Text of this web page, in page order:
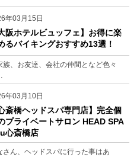
年03月15日
阪ホテルビュッフェ】お得に楽
るバイキングおすすめ13選！
族、お友達、会社の仲間となど色々
年03月10日
斎橋ヘッドスパ専門店】完全個
プライベートサロン HEAD SPA
心斎橋店
さん、ヘッドスパに行った事はあ